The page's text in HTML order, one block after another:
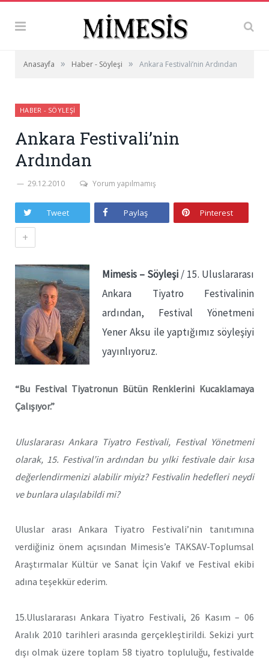
Anasayfa » Haber - Söyleşi » Ankara Festivali’nin Ardından
HABER - SÖYLEŞI
Ankara Festivali’nin
Ardından
29.12.2010 Yorum yapılmamış
Tweet Paylaş Pinterest
+
Mimesis – Söyleşi / 15. Uluslararası
Ankara Tiyatro Festivalinin
ardından, Festival Yönetmeni
Yener Aksu ile yaptığımız söyleşiyi
yayınlıyoruz.
“Bu Festival Tiyatronun Bütün Renklerini Kucaklamaya
Çalışıyor.”
Uluslararası Ankara Tiyatro Festivali, Festival Yönetmeni
olarak, 15. Festival’in ardından bu yılki festivale dair kısa
değerlendirmenizi alabilir miyiz? Festivalin hedefleri neydi
ve bunlara ulaşılabildi mi?
Uluslar arası Ankara Tiyatro Festivali’nin tanıtımına
verdiğiniz önem açısından Mimesis’e TAKSAV-Toplumsal
Araştırmalar Kültür ve Sanat İçin Vakıf ve Festival ekibi
adına teşekkür ederim.
15.Uluslararası Ankara Tiyatro Festivali, 26 Kasım – 06
Aralık 2010 tarihleri arasında gerçekleştirildi. Sekizi yurt
dışı olmak üzere toplam 58 tiyatro topluluğu, festivalde